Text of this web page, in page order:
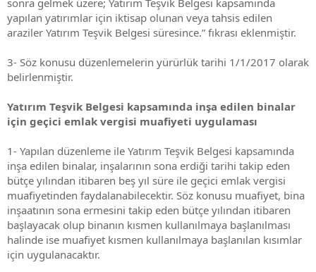
sonra gelmek üzere; Yatırım Teşvik Belgesi kapsamında
yapılan yatırımlar için iktisap olunan veya tahsis edilen
araziler Yatırım Teşvik Belgesi süresince.” fıkrası eklenmiştir.
3- Söz konusu düzenlemelerin yürürlük tarihi 1/1/2017 olarak
belirlenmiştir.
Yatırım Teşvik Belgesi kapsamında inşa edilen binalar
için geçici emlak vergisi muafiyeti uygulaması
1- Yapılan düzenleme ile Yatırım Teşvik Belgesi kapsamında
inşa edilen binalar, inşalarının sona erdiği tarihi takip eden
bütçe yılından itibaren beş yıl süre ile geçici emlak vergisi
muafiyetinden faydalanabilecektir. Söz konusu muafiyet, bina
inşaatının sona ermesini takip eden bütçe yılından itibaren
başlayacak olup binanın kısmen kullanılmaya başlanılması
halinde ise muafiyet kısmen kullanılmaya başlanılan kısımlar
için uygulanacaktır.